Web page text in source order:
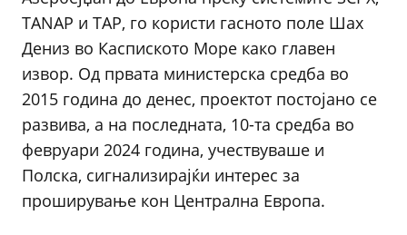
TANAP и TAP, го користи гасното поле Шах
Дениз во Каспиското Море како главен
извор. Од првата министерска средба во
2015 година до денес, проектот постојано се
развива, а на последната, 10-та средба во
февруари 2024 година, учествуваше и
Полска, сигнализирајќи интерес за
проширување кон Централна Европа.